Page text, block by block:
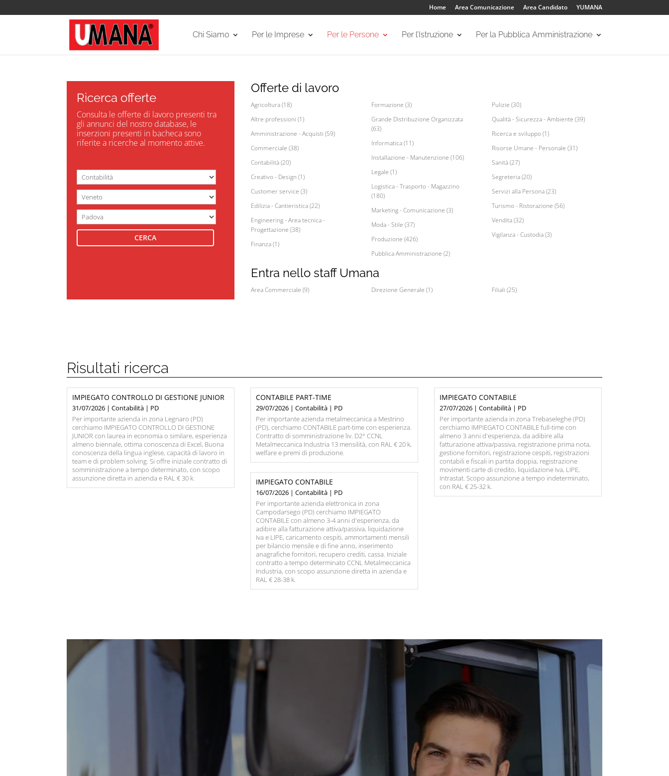
Home Area Comunicazione Area Candidato YUMANA
Chi Siamo Per le Imprese Per le Persone Per l’Istruzione Per la Pubblica Amministrazione
Ricerca offerte
Consulta le offerte di lavoro presenti tra
gli annunci del nostro database, le
inserzioni presenti in bacheca sono
riferite a ricerche al momento attive.
Offerte di lavoro
Agricoltura (18)
Altre professioni (1)
Amministrazione - Acquisti (59)
Commerciale (38)
Contabilità (20)
Creativo - Design (1)
Customer service (3)
Edilizia - Cantieristica (22)
Engineering - Area tecnica -
Progettazione (38)
Finanza (1)
Formazione (3)
Grande Distribuzione Organizzata
(63)
Informatica (11)
Installazione - Manutenzione (106)
Legale (1)
Logistica - Trasporto - Magazzino
(180)
Marketing - Comunicazione (3)
Moda - Stile (37)
Produzione (426)
Pubblica Amministrazione (2)
Pulizie (30)
Qualità - Sicurezza - Ambiente (39)
Ricerca e sviluppo (1)
Risorse Umane - Personale (31)
Sanità (27)
Segreteria (20)
Servizi alla Persona (23)
Turismo - Ristorazione (56)
Vendita (32)
Vigilanza - Custodia (3)
Entra nello staff Umana
Area Commerciale (9) Direzione Generale (1) Filiali (25)
Risultati ricerca
IMPIEGATO CONTROLLO DI GESTIONE JUNIOR
31/07/2026 | Contabilità | PD
Per importante azienda in zona Legnaro (PD)
cerchiamo IMPIEGATO CONTROLLO DI GESTIONE
JUNIOR con laurea in economia o similare, esperienza
almeno biennale, ottima conoscenza di Excel, Buona
conoscenza della lingua inglese, capacità di lavoro in
team e di problem solving. Si offre iniziale contratto di
somministrazione a tempo determinato, con scopo
assunzione diretta in azienda e RAL € 30 k.
CONTABILE PART-TIME
29/07/2026 | Contabilità | PD
Per importante azienda metalmeccanica a Mestrino
(PD), cerchiamo CONTABILE part-time con esperienza.
Contratto di somministrazione liv. D2° CCNL
Metalmeccanica Industria 13 mensilità, con RAL € 20 k,
welfare e premi di produzione.
IMPIEGATO CONTABILE
27/07/2026 | Contabilità | PD
Per importante azienda in zona Trebaseleghe (PD)
cerchiamo IMPIEGATO CONTABILE full-time con
almeno 3 anni d'esperienza, da adibire alla
fatturazione attiva/passiva, registrazione prima nota,
gestione fornitori, registrazione cespiti, registrazioni
contabili e fiscali in partita doppia, registrazione
movimenti carte di credito, liquidazione Iva, LIPE,
Intrastat. Scopo assunzione a tempo indeterminato,
con RAL € 25-32 k.
IMPIEGATO CONTABILE
16/07/2026 | Contabilità | PD
Per importante azienda elettronica in zona
Campodarsego (PD) cerchiamo IMPIEGATO
CONTABILE con almeno 3-4 anni d'esperienza, da
adibire alla fatturazione attiva/passiva, liquidazione
Iva e LIPE, caricamento cespiti, ammortamenti mensili
per bilancio mensile e di fine anno, inserimento
anagrafiche fornitori, recupero crediti, cassa. Iniziale
contratto a tempo determinato CCNL Metalmeccanica
Industria, con scopo assunzione diretta in azienda e
RAL € 28-38 k.
Opportunità di lavoro
Conducente di linea patente D e CQC